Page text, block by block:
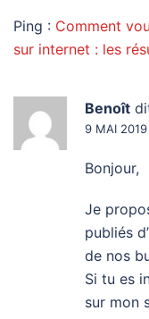
Ping : Comment
sur internet : les
Benoît
9 MAI
Bonjour,
Je
publiés
de nos
Si tu es
sur mon